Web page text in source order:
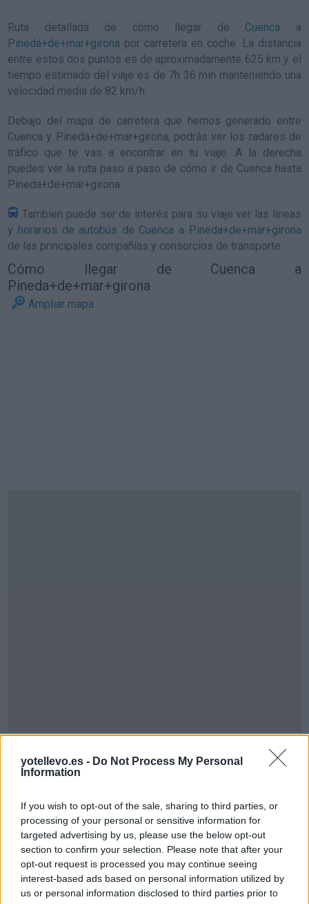
yotellevo.es - Do Not Process My Personal
Information
If you wish to opt-out of the sale, sharing to third parties, or
processing of your personal or sensitive information for
targeted advertising by us, please use the below opt-out
section to confirm your selection. Please note that after your
opt-out request is processed you may continue seeing
interest-based ads based on personal information utilized by
us or personal information disclosed to third parties prior to
Ruta detallada de cómo llegar de Cuenca a
Pineda+de+mar+girona por carretera en coche. La distancia
entre estos dos puntos es de aproximadamente 625 km y el
tiempo estimado del viaje es de 7h 36 min manteniendo una
velocidad media de 82 km/h.
Debajo del mapa de carretera que hemos generado entre
Cuenca y Pineda+de+mar+girona, podrás ver los radares de
tráfico que te vas a encontrar en tu viaje. A la derecha
puedes ver la ruta paso a paso de cómo ir de Cuenca hasta
Pineda+de+mar+girona.
Tambien puede ser de interés para su viaje ver las líneas
y horarios de autobús de Cuenca a Pineda+de+mar+girona
de las principales compañías y consorcios de transporte.
Cómo llegar de Cuenca a
Pineda+de+mar+girona
Ampliar mapa
Cómo ir desde Cuenca a
Pineda+de+mar+girona